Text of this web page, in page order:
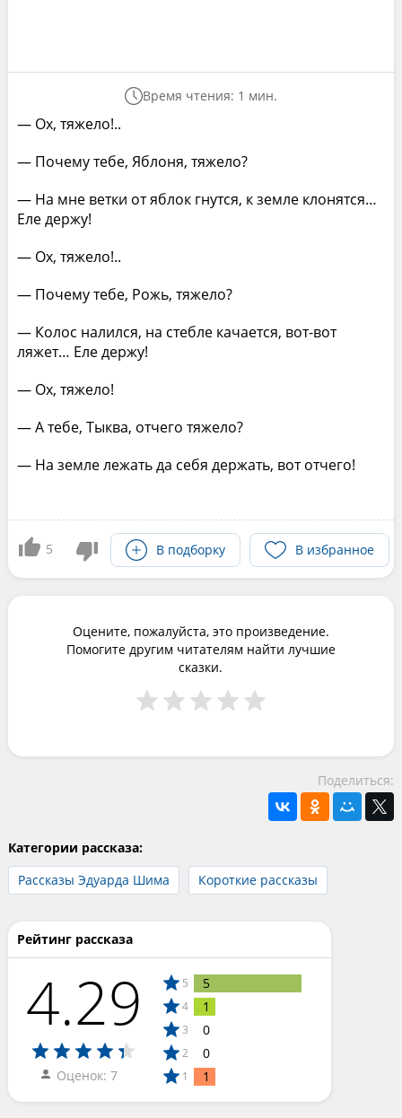
Время чтения: 1 мин.
— Ох, тяжело!..
— Почему тебе, Яблоня, тяжело?
— На мне ветки от яблок гнутся, к земле клонятся…
Еле держу!
— Ох, тяжело!..
— Почему тебе, Рожь, тяжело?
— Колос налился, на стебле качается, вот-вот
ляжет… Еле держу!
— Ох, тяжело!
— А тебе, Тыква, отчего тяжело?
— На земле лежать да себя держать, вот отчего!
5 В подборку В избранное
Оцените, пожалуйста, это произведение.
Помогите другим читателям найти лучшие
сказки.
Поделиться:
Категории рассказа:
Рассказы Эдуарда Шима
Короткие рассказы
Рейтинг рассказа
4.29
Оценок: 7
5 5
4 1
3 0
2 0
1 1